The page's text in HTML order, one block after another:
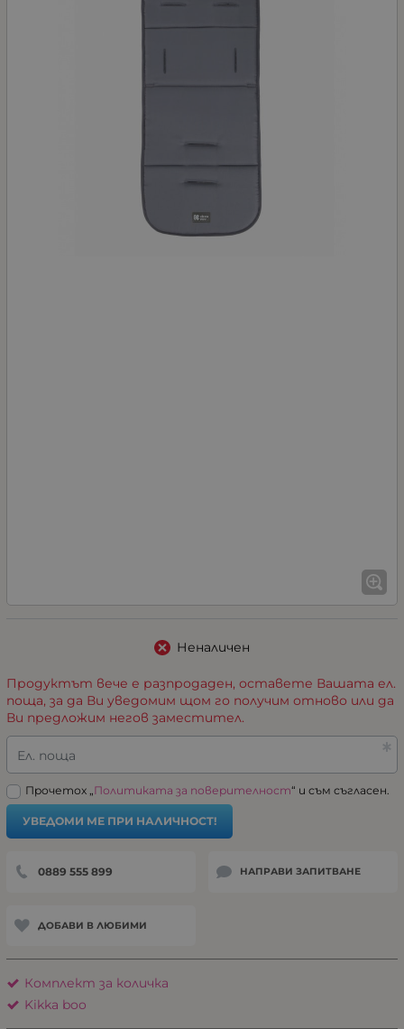
Неналичен
Продуктът вече е разпродаден, оставете Вашата ел.
поща, за да Ви уведомим щом го получим отново или да
Ви предложим негов заместител.
Ел. поща
Прочетох „Политиката за поверителност“ и съм съгласен.
УВЕДОМИ МЕ ПРИ НАЛИЧНОСТ!
0889 555 899 НАПРАВИ ЗАПИТВАНЕ
ДОБАВИ В ЛЮБИМИ
Комплект за количка
Kikka boo